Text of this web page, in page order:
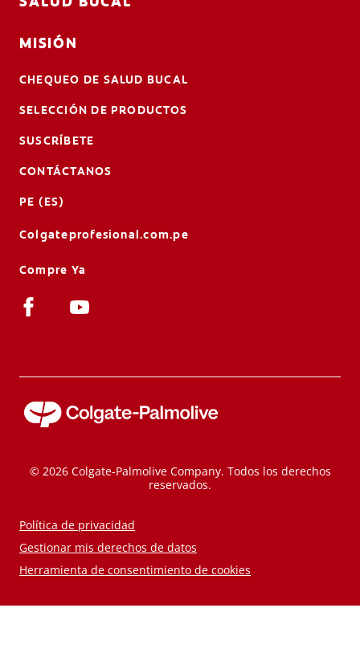
MISIÓN
CHEQUEO DE SALUD BUCAL
SELECCIÓN DE PRODUCTOS
SUSCRÍBETE
CONTÁCTANOS
PE (ES)
Colgateprofesional.com.pe
Compre Ya
© 2026 Colgate-Palmolive Company. Todos los derechos
reservados.
Política de privacidad
Gestionar mis derechos de datos
Herramienta de consentimiento de cookies